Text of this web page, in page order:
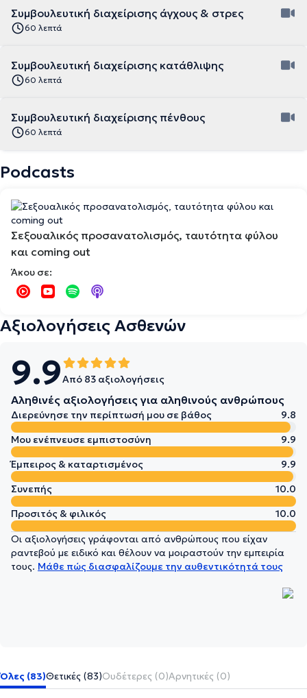
Συμβουλευτική διαχείρισης άγχους & στρες
60 λεπτά
Συμβουλευτική διαχείρισης κατάθλιψης
60 λεπτά
Συμβουλευτική διαχείρισης πένθους
60 λεπτά
Podcasts
Σεξουαλικός προσανατολισμός, ταυτότητα φύλου
και coming out
Άκου σε:
Αξιολογήσεις Ασθενών
9.9Από 83 αξιολογήσεις
Αληθινές αξιολογήσεις για αληθινούς ανθρώπους
Διερεύνησε την περίπτωσή μου σε βάθος
9.8
Μου ενέπνευσε εμπιστοσύνη
9.9
Έμπειρος & καταρτισμένος
9.9
Συνεπής
10.0
Προσιτός & φιλικός
10.0
Οι αξιολογήσεις γράφονται από ανθρώπους που είχαν
ραντεβού με ειδικό και θέλουν να μοιραστούν την εμπειρία
τους. Μάθε πώς διασφαλίζουμε την αυθεντικότητά τους
Όλες (83)Θετικές (83)Ουδέτερες (0)Αρνητικές (0)